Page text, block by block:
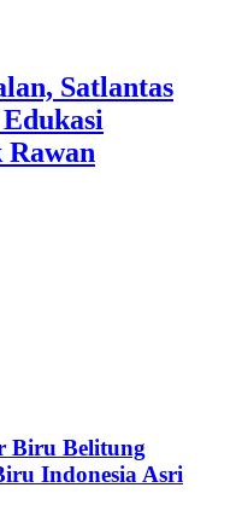
Satlantas
Biru Belitung
Indonesia Asri